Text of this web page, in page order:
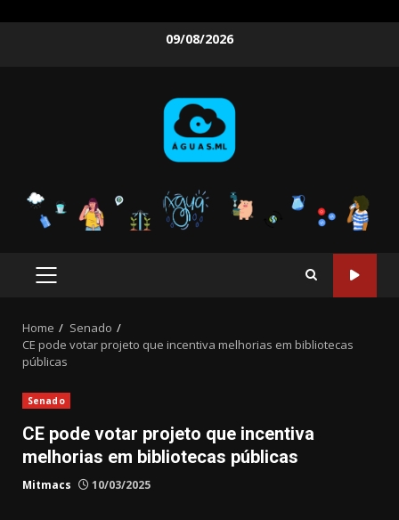
09/08/2026
PRIMARY
Home
Senado
CE pode votar projeto que incentiva melhorias em bibliotecas
públicas
Senado
CE pode votar projeto que incentiva
melhorias em bibliotecas públicas
Mitmacs 10/03/2025